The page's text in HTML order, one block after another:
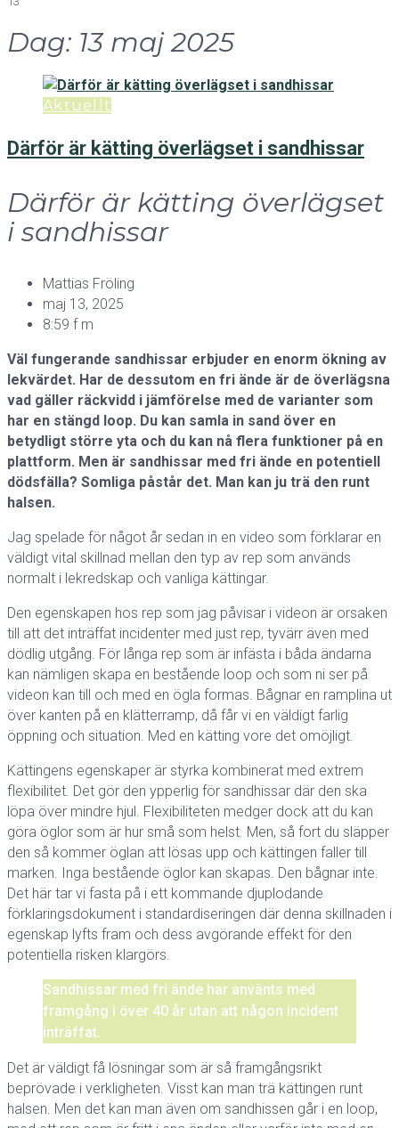
Dag: 13 maj 2025
Aktuellt
Därför är kätting överlägset i sandhissar
Därför är kätting överlägset
i sandhissar
Mattias Fröling
maj 13, 2025
8:59 f m
Väl fungerande sandhissar erbjuder en enorm ökning av
lekvärdet. Har de dessutom en fri ände är de överlägsna
vad gäller räckvidd i jämförelse med de varianter som
har en stängd loop. Du kan samla in sand över en
betydligt större yta och du kan nå flera funktioner på en
plattform. Men är sandhissar med fri ände en potentiell
dödsfälla? Somliga påstår det. Man kan ju trä den runt
halsen.
Jag spelade för något år sedan in en video som förklarar en
väldigt vital skillnad mellan den typ av rep som används
normalt i lekredskap och vanliga kättingar.
Den egenskapen hos rep som jag påvisar i videon är orsaken
till att det inträffat incidenter med just rep, tyvärr även med
dödlig utgång. För långa rep som är infästa i båda ändarna
kan nämligen skapa en bestående loop och som ni ser på
videon kan till och med en ögla formas. Bågnar en ramplina ut
över kanten på en klätterramp, då får vi en väldigt farlig
öppning och situation. Med en kätting vore det omöjligt.
Kättingens egenskaper är styrka kombinerat med extrem
flexibilitet. Det gör den ypperlig för sandhissar där den ska
löpa över mindre hjul. Flexibiliteten medger dock att du kan
göra öglor som är hur små som helst. Men, så fort du släpper
den så kommer öglan att lösas upp och kättingen faller till
marken. Inga bestående öglor kan skapas. Den bågnar inte.
Det här tar vi fasta på i ett kommande djuplodande
förklaringsdokument i standardiseringen där denna skillnaden i
egenskap lyfts fram och dess avgörande effekt för den
potentiella risken klargörs.
Sandhissar med fri ände har använts med
framgång i över 40 år utan att någon incident
inträffat.
Det är väldigt få lösningar som är så framgångsrikt
beprövade i verkligheten. Visst kan man trä kättingen runt
halsen. Men det kan man även om sandhissen går i en loop,